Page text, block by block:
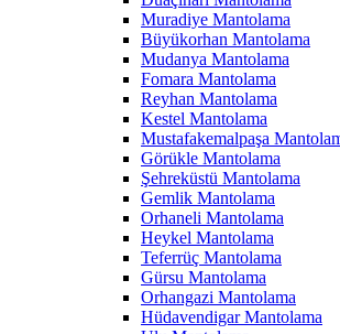
Muradiye Mantolama
Büyükorhan Mantolama
Mudanya Mantolama
Fomara Mantolama
Reyhan Mantolama
Kestel Mantolama
Mustafakemalpaşa
Görükle Mantolama
Şehreküstü Mantolama
Gemlik Mantolama
Orhaneli Mantolama
Heykel Mantolama
Teferrüç Mantolama
Gürsu Mantolama
Orhangazi Mantolama
Hüdavendigar Mantolama